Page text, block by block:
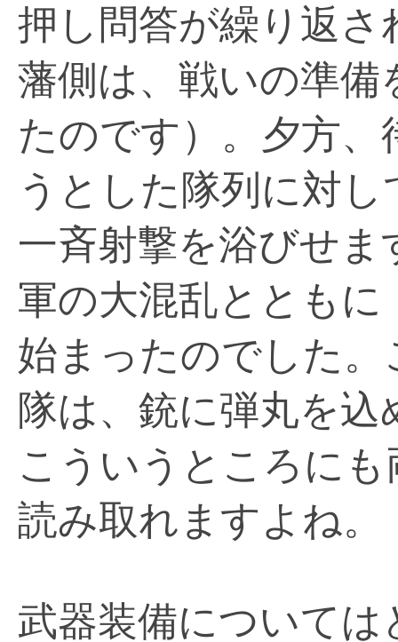
押し問答が繰り返
藩側は、戦いの準
たのです）。夕方
うとした隊列に対
一斉射撃を浴びせ
軍の大混乱ととも
始まったのでした
隊は、銃に弾丸を
こういうところに
読み取れますよね。
武器装備について